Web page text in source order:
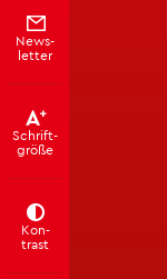
News­
let­ter
Schrift­
grö­ße
Kon­
trast